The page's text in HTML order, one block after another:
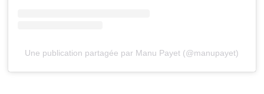
Une publication partagée par Manu Payet (@manupayet)